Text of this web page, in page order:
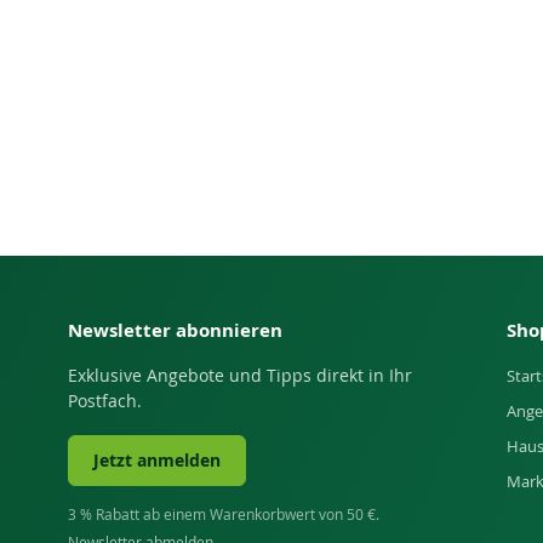
Newsletter abonnieren
Exklusive Angebote und Tipps direkt in Ihr
Postfach.
Jetzt anmelden
3 % Rabatt ab einem Warenkorbwert von 50 €.